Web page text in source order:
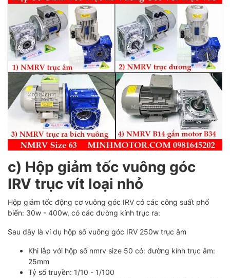
c) Hộp giảm tốc vuông góc
IRV trục vít loại nhỏ
Hộp giảm tốc động cơ vuông góc IRV có các công suất phổ
biến: 30w - 400w, có các đường kính trục ra:
Sau đây là ví dụ hộp số vuông góc IRV 250w trục âm
Khi lắp với hộp số nmrv size 50 có: đường kính trục âm:
25mm
Tỷ số truyền: 1/10 - 1/100